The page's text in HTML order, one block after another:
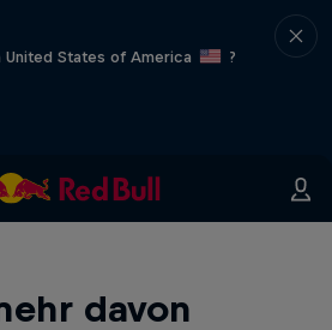
States of America
?
davon